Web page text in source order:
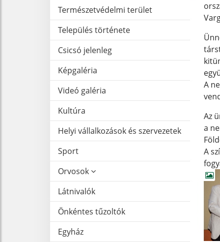
Természetvédelmi terület
Település története
Csicsó jelenleg
Képgaléria
Videó galéria
Kultúra
Helyi vállalkozások és szervezetek
Sport
Orvosok
Látnivalók
Önkéntes tűzoltók
Egyház
A
Az
a
A